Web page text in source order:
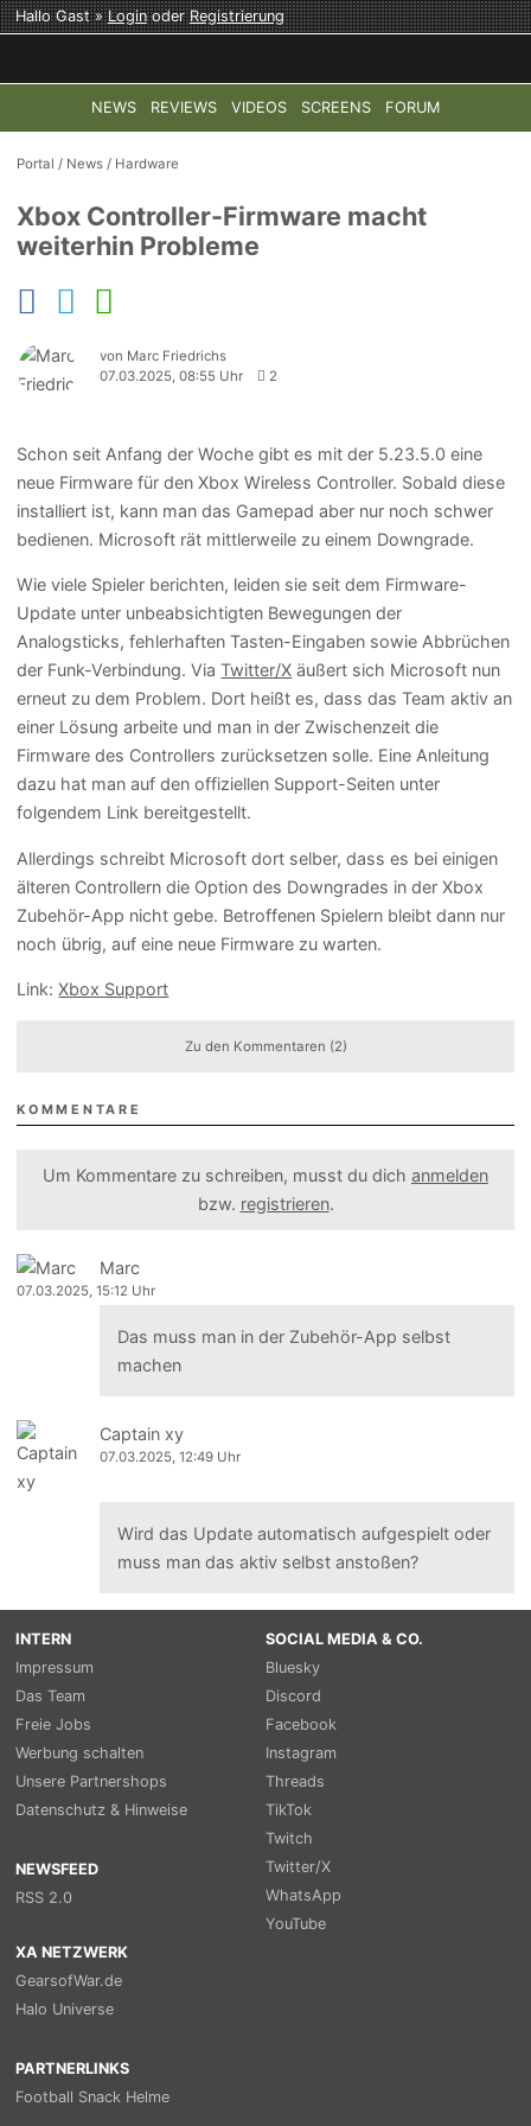
Hallo Gast »LoginoderRegistrierung
NEWS REVIEWS VIDEOS SCREENS FORUM
TOP-THEMEN: COD: MODERN WARFARE 4 HALO:
Portal / News / Hardware
Xbox Controller-Firmware macht
weiterhin Probleme
von Marc Friedrichs
07.03.2025, 08:55 Uhr
2
Schon seit Anfang der Woche gibt es mit der 5.23.5.0 eine
neue Firmware für den Xbox Wireless Controller. Sobald diese
installiert ist, kann man das Gamepad aber nur noch schwer
bedienen. Microsoft rät mittlerweile zu einem Downgrade.
Wie viele Spieler berichten, leiden sie seit dem Firmware-
Update unter unbeabsichtigten Bewegungen der
Analogsticks, fehlerhaften Tasten-Eingaben sowie Abbrüchen
der Funk-Verbindung. ViaTwitter/X äußert sich Microsoft nun
erneut zu dem Problem. Dort heißt es, dass das Team aktiv an
einer Lösung arbeite und man in der Zwischenzeit die
Firmware des Controllers zurücksetzen solle. Eine Anleitung
dazu hat man auf den offiziellen Support-Seiten unter
folgendem Link bereitgestellt.
Allerdings schreibt Microsoft dort selber, dass es bei einigen
älteren Controllern die Option des Downgrades in der Xbox
Zubehör-App nicht gebe. Betroffenen Spielern bleibt dann nur
noch übrig, auf eine neue Firmware zu warten.
Link:Xbox Support
Zu den Kommentaren (2)
KOMMENTARE
Um Kommentare zu schreiben, musst du dich anmelden
bzw. registrieren.
Marc
07.03.2025, 15:12 Uhr
Das muss man in der Zubehör-App selbst
machen
Captain xy
07.03.2025, 12:49 Uhr
Wird das Update automatisch aufgespielt oder
muss man das aktiv selbst anstoßen?
INTERN
Impressum
Das Team
Freie Jobs
Werbung schalten
Unsere Partnershops
Datenschutz & Hinweise
NEWSFEED
RSS 2.0
SOCIAL MEDIA & CO.
Bluesky
Discord
Facebook
Instagram
Threads
TikTok
Twitch
Twitter/X
WhatsApp
YouTube
XA NETZWERK
GearsofWar.de
Halo Universe
PARTNERLINKS
Football Snack Helme